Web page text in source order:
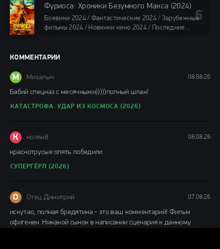
/ Фильмы 2024 / Популярные фильмы / Смотреть
фильмы онлайн
88 мин.
Фуриоса: Хроники Безумного Макса (2024)
Боевики 2024 / Фантастические 2024 / Зарубежные
фильмы 2024 / Новинки кино 2024 / Последние
фильмы онлайн
КОММЕНТАРИИ
М Михалыч 08.08.26
Бабий спецназ с месячными)))))полный шлак!
КАТАСТРОФА. УДАР ИЗ КОСМОСА (2026)
К колян8 08.08.26
краснотрусые опять победили
СУПЕРГЁРЛ (2026)
О Отец Димитрий 07.08.26
искутао, полная бредятина - это ваш комментарий! Фильм
офигенен. Никакой сынок в написании сценария к данному